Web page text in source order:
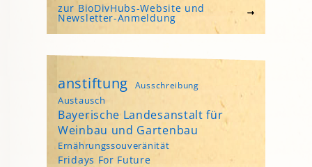
zur BioDivHubs-Website und
Newsletter-Anmeldung
anstiftung Ausschreibung
Austausch
Bayerische Landesanstalt für
Weinbau und Gartenbau
Ernährungssouveränität
Fridays For Future